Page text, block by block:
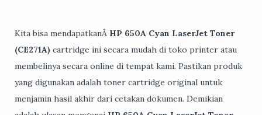
Kita bisa mendapatkanÂ HP 650A Cyan LaserJet Toner
(CE271A) cartridge ini secara mudah di toko printer atau
membelinya secara online di tempat kami. Pastikan produk
yang digunakan adalah toner cartridge original untuk
menjamin hasil akhir dari cetakan dokumen. Demikian